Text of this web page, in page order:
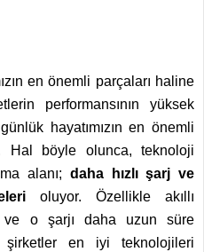
en önemli parçaları haline
performansının yüksek
hayatımızın en önemli
Hal böyle olunca, teknoloji
alanı; daha hızlı şarj ve
oluyor. Özellikle akıllı
ve o şarjı daha uzun süre
en iyi teknolojileri